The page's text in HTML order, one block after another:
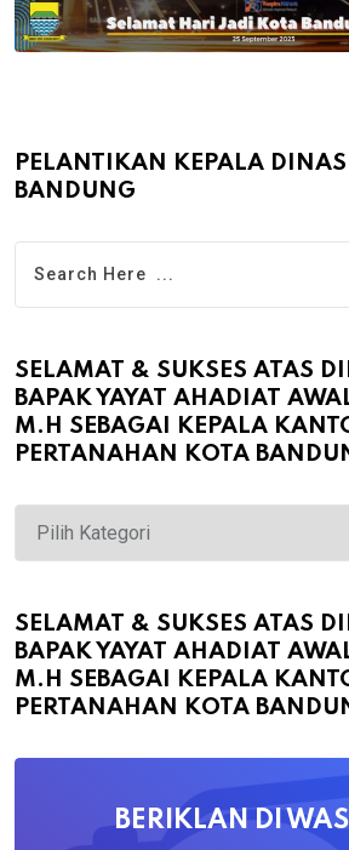
PELANTIKAN KEPALA
BANDUNG
SELAMAT & SUKSES ATAS
BAPAK YAYAT AHADIAT
M.H SEBAGAI KEPALA
PERTANAHAN KOTA
atas
Dilantiknya
Bapak
Ahadiat
SELAMAT & SUKSES ATAS
BAPAK YAYAT AHADIAT
M.H SEBAGAI KEPALA
PERTANAHAN KOTA
BERIKLAN DI